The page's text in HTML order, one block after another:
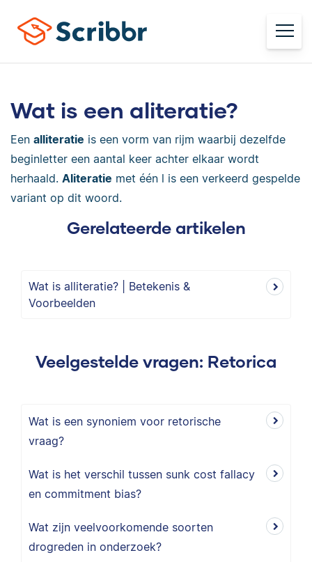
Wat is een aliteratie?
Een alliteratie is een vorm van rijm waarbij dezelfde
beginletter een aantal keer achter elkaar wordt
herhaald. Aliteratie met één l is een verkeerd gespelde
variant op dit woord.
Gerelateerde artikelen
Wat is alliteratie? | Betekenis &
Voorbeelden
Veelgestelde vragen: Retorica
Wat is een synoniem voor retorische
vraag?
Wat is het verschil tussen sunk cost fallacy
en commitment bias?
Wat zijn veelvoorkomende soorten
drogreden in onderzoek?